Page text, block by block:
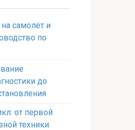
самолёт и
по
до
от первой
техники